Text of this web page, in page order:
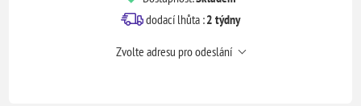
dodací lhůta :2 týdny
Zvolte adresu pro odeslání